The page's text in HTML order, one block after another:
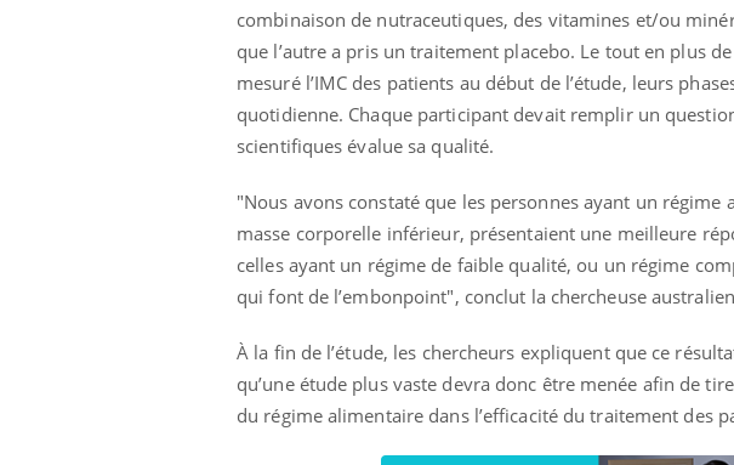
combinaison de nutraceutiques, des vitamines et/ou
que l’autre a pris un traitement placebo. Le tout en plus
mesuré l’IMC des patients au début de l’étude, leurs
quotidienne. Chaque participant devait remplir un
scientifiques évalue sa qualité.
"Nous avons constaté que les personnes ayant un
masse corporelle inférieur, présentaient une meilleure
celles ayant un régime de faible qualité, ou un régime
qui font de l’embonpoint", conclut la chercheuse
À la fin de l’étude, les chercheurs expliquent que ce
qu’une étude plus vaste devra donc être menée afin de
du régime alimentaire dans l’efficacité du traitement des